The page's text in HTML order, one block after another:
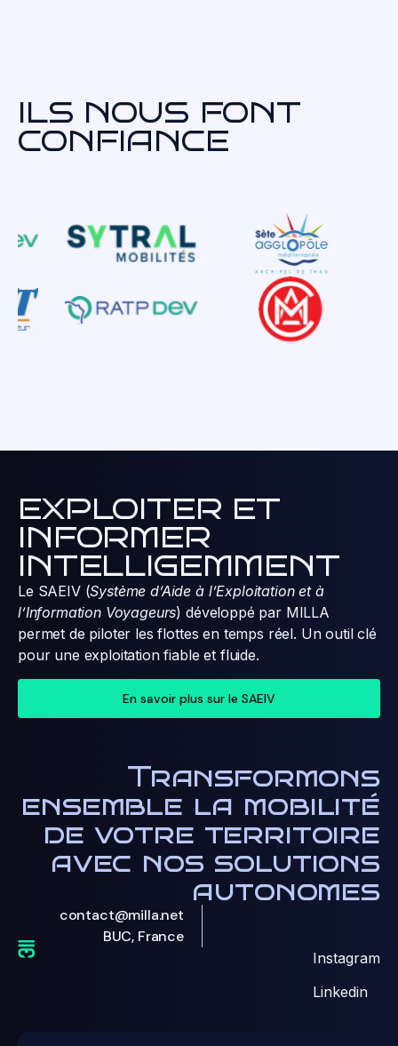
ILS NOUS FONT
CONFIANCE
EXPLOITER ET
INFORMER
INTELLIGEMMENT
Le SAEIV (Système d’Aide à l’Exploitation et à
l’Information Voyageurs) développé par MILLA
permet de piloter les flottes en temps réel. Un outil clé
pour une exploitation fiable et fluide.
En savoir plus sur le SAEIV
Transformons
ensemble la mobilité
de votre territoire
avec nos solutions
autonomes
contact@milla.net
BUC, France
Instagram
Linkedin